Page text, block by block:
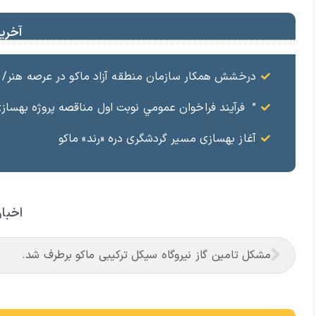
درخشش همکار سازمان منطقه آزاد ماکو در عرصه هنر/
” فرآيند فراخوان عمومي نوبت اول مناقصه پروژه بهسازي و
آغاز بهسازی مسیر گردشگری دره «رند» ماکو
مشکل تامین گاز نیروگاه سیکل ترکیبی ماکو برطرف شد.